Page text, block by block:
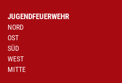
JUGENDFEUERWEHR
NORD
OST
SÜD
WEST
MITTE